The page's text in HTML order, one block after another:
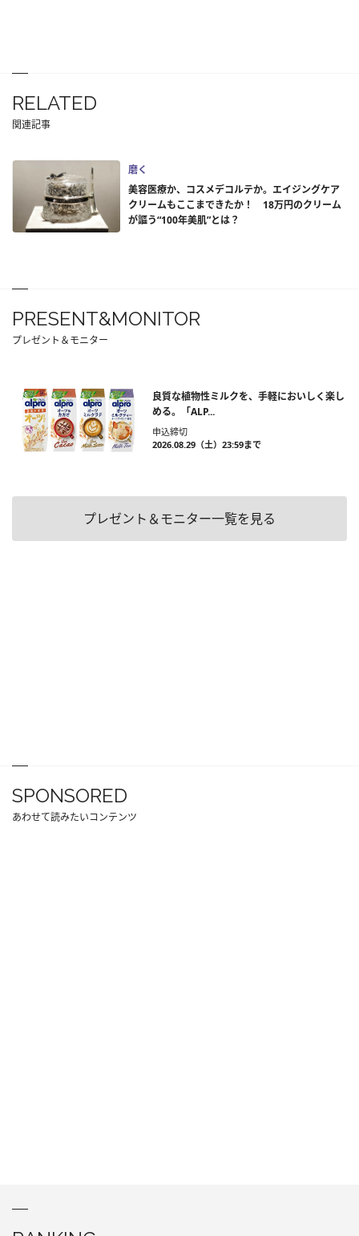
RELATED
関連記事
磨く
美容医療か、コスメデコルテか。エイジングケア
クリームもここまできたか！ 18万円のクリーム
が謳う“100年美肌”とは？
PRESENT&MONITOR
プレゼント＆モニター
良質な植物性ミルクを、手軽においしく楽し
める。「ALP...
申込締切
2026.08.29（土）23:59まで
プレゼント＆モニター一覧を見る
SPONSORED
あわせて読みたいコンテンツ